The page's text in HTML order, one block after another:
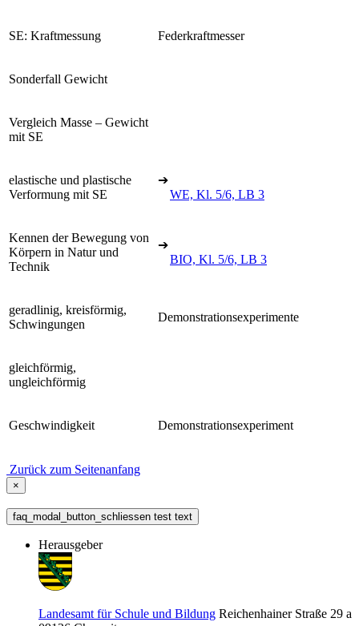
SE: Kraftmessung Federkraftmesser
Sonderfall Gewicht
Vergleich Masse – Gewicht
mit SE
elastische und plastische
Verformung mit SE
➔
WE, Kl. 5/6, LB 3
Kennen der Bewegung von
Körpern in Natur und
Technik
➔
BIO, Kl. 5/6, LB 3
geradlinig, kreisförmig,
Schwingungen
Demonstrationsexperimente
gleichförmig,
ungleichförmig
Geschwindigkeit Demonstrationsexperiment
Zurück zum Seitenanfang
×
faq_modal_button_schliessen test text
Herausgeber
Landesamt für Schule und Bildung Reichenhainer Straße 29 a